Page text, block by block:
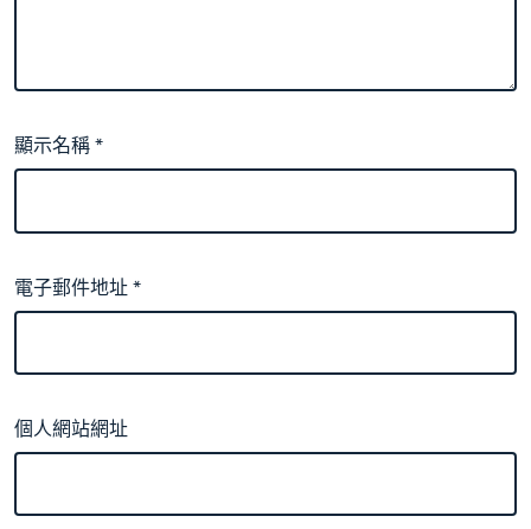
顯示名稱*
電子郵件地址*
個人網站網址